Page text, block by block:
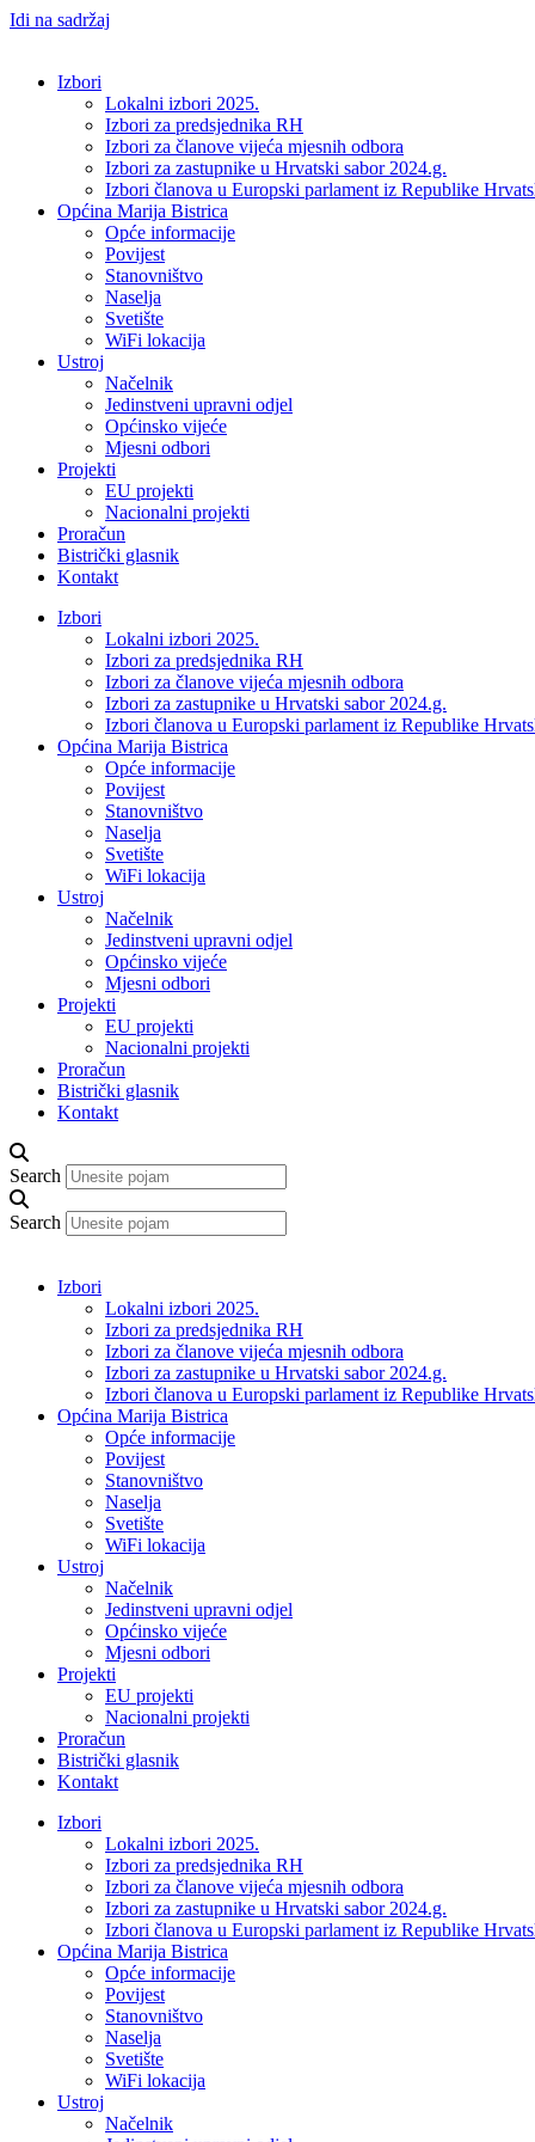
Idi na sadržaj
Izbori
Lokalni izbori 2025.
Izbori za predsjednika RH
Izbori za članove vijeća mjesnih odbora
Izbori za zastupnike u Hrvatski sabor 2024.g.
Izbori članova u Europski parlament iz Republike
Općina Marija Bistrica
Opće informacije
Povijest
Stanovništvo
Naselja
Svetište
WiFi lokacija
Ustroj
Načelnik
Jedinstveni upravni odjel
Općinsko vijeće
Mjesni odbori
Projekti
EU projekti
Nacionalni projekti
Proračun
Bistrički glasnik
Kontakt
Izbori
Lokalni izbori 2025.
Izbori za predsjednika RH
Izbori za članove vijeća mjesnih odbora
Izbori za zastupnike u Hrvatski sabor 2024.g.
Izbori članova u Europski parlament iz Republike
Općina Marija Bistrica
Opće informacije
Povijest
Stanovništvo
Naselja
Svetište
WiFi lokacija
Ustroj
Načelnik
Jedinstveni upravni odjel
Općinsko vijeće
Mjesni odbori
Projekti
EU projekti
Nacionalni projekti
Proračun
Bistrički glasnik
Kontakt
Search
Search
Izbori
Lokalni izbori 2025.
Izbori za predsjednika RH
Izbori za članove vijeća mjesnih odbora
Izbori za zastupnike u Hrvatski sabor 2024.g.
Izbori članova u Europski parlament iz Republike
Općina Marija Bistrica
Opće informacije
Povijest
Stanovništvo
Naselja
Svetište
WiFi lokacija
Ustroj
Načelnik
Jedinstveni upravni odjel
Općinsko vijeće
Mjesni odbori
Projekti
EU projekti
Nacionalni projekti
Proračun
Bistrički glasnik
Kontakt
Izbori
Lokalni izbori 2025.
Izbori za predsjednika RH
Izbori za članove vijeća mjesnih odbora
Izbori za zastupnike u Hrvatski sabor 2024.g.
Izbori članova u Europski parlament iz Republike
Općina Marija Bistrica
Opće informacije
Povijest
Stanovništvo
Naselja
Svetište
WiFi lokacija
Ustroj
Načelnik